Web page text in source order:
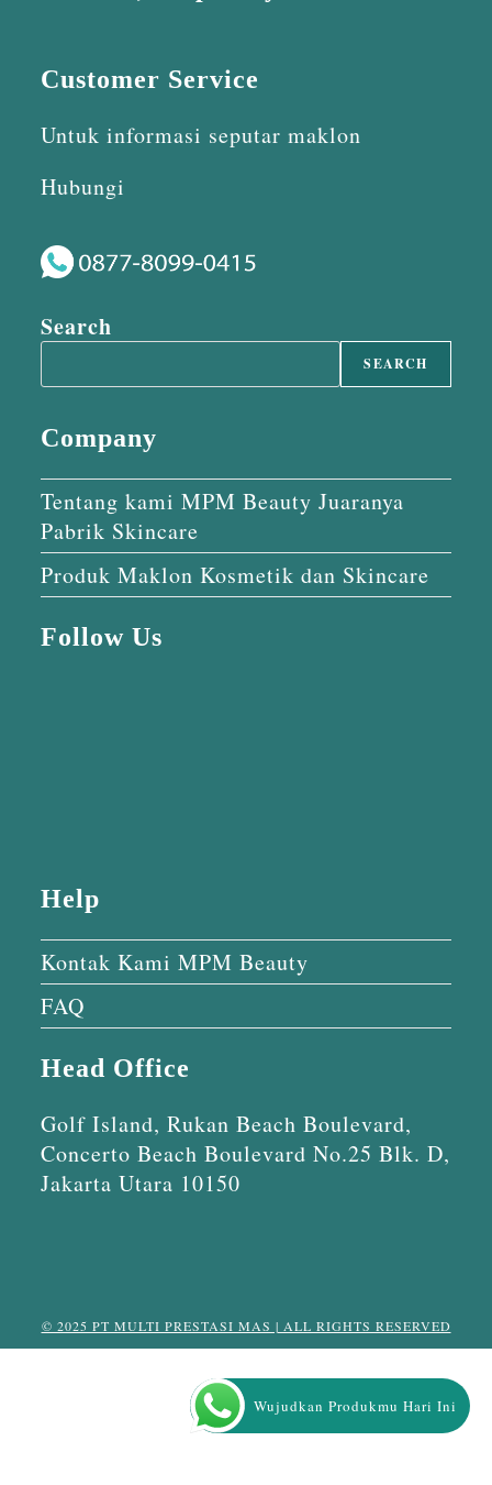
Customer Service
Untuk informasi seputar maklon
Hubungi
Search
SEARCH
Company
Tentang kami MPM Beauty Juaranya
Pabrik Skincare
Produk Maklon Kosmetik dan Skincare
Follow Us
Help
Kontak Kami MPM Beauty
FAQ
Head Office
Golf Island, Rukan Beach Boulevard,
Concerto Beach Boulevard No.25 Blk. D,
Jakarta Utara 10150
© 2025 PT MULTI PRESTASI MAS | ALL RIGHTS RESERVED
Wujudkan Produkmu Hari Ini